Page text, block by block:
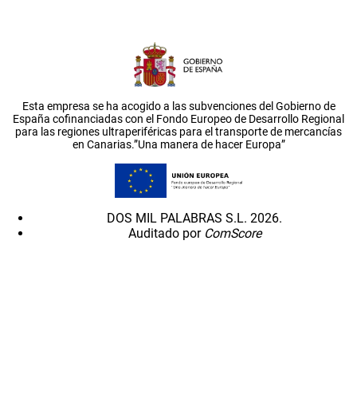
Esta empresa se ha acogido a las subvenciones del Gobierno de
España cofinanciadas con el Fondo Europeo de Desarrollo Regional
para las regiones ultraperiféricas para el transporte de mercancías
en Canarias.”Una manera de hacer Europa”
DOS MIL PALABRAS S.L. 2026.
Auditado por ComScore